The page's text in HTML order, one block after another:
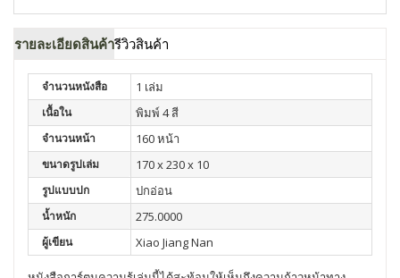
รายละเอียดสินค้ารีวิวสินค้า
จำนวนหนังสือ 1 เล่ม
เนื้อใน พิมพ์ 4 สี
จำนวนหน้า 160 หน้า
ขนาดรูปเล่ม 170 x 230 x 10
รูปแบบปก ปกอ่อน
น้ำหนัก 275.0000
ผู้เขียน Xiao Jiang Nan